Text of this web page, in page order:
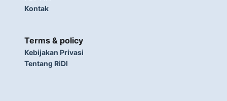
Kontak
Terms & policy
Kebijakan Privasi
Tentang RiDI